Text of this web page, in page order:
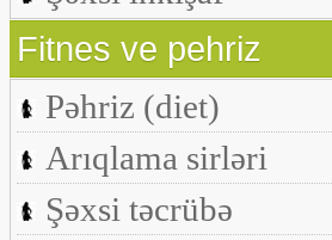
Fitnes ve pehriz
Pəhriz (diet)
Arıqlama sirləri
Şəxsi təcrübə